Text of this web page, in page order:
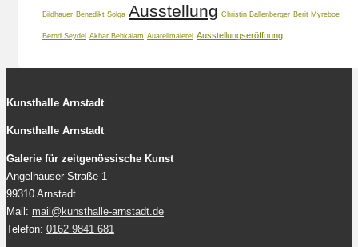
Bildhauer Benedikt Solga Ausstellung Christin Ballenberger Berit Myreboe
Bernd Seydel Akbar Behkalam Auarellmalerei Ausstellungseröffnung
Kunsthalle Arnstadt
Kunsthalle Arnstadt
Galerie für zeitgenössische Kunst
Angelhäuser Straße 1
99310 Arnstadt
Mail: mail@kunsthalle-arnstadt.de
Telefon: 0162 9841 681